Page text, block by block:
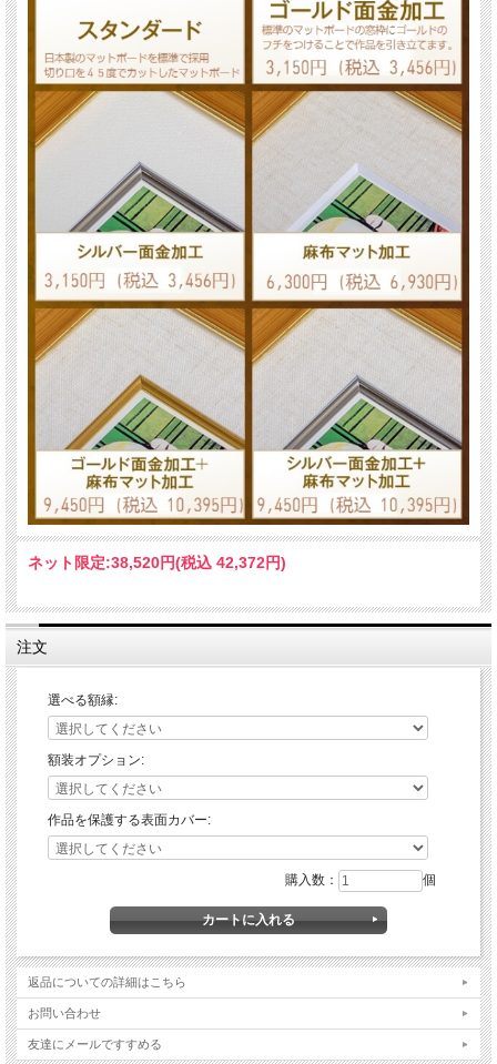
ネット限定:38,520円(税込 42,372円)
注文
選べる額縁:
額装オプション:
作品を保護する表面カバー:
購入数： 個
返品についての詳細はこちら
お問い合わせ
友達にメールですすめる